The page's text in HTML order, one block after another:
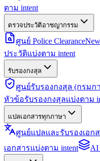
ตาม intent
ตรวจประวัติอาชญากรรม
ศูนย์ Police ClearanceNew
ประวัติแบ่งตาม intent
รับรองกงสุล
ศูนย์รับรองกงสุล (กรมก
หัวข้อรับรองกงสุลแบ่งตาม
แปลเอกสารทุกภาษา
ศูนย์แปลและรับรองเอก
เอกสารแบ่งตาม intent
AI